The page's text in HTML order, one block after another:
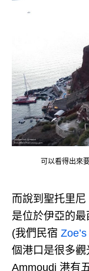
可以看得出來
而說到聖托里
是位於伊亞的
(我們民宿
個港口是很多觀
Ammoudi 港有